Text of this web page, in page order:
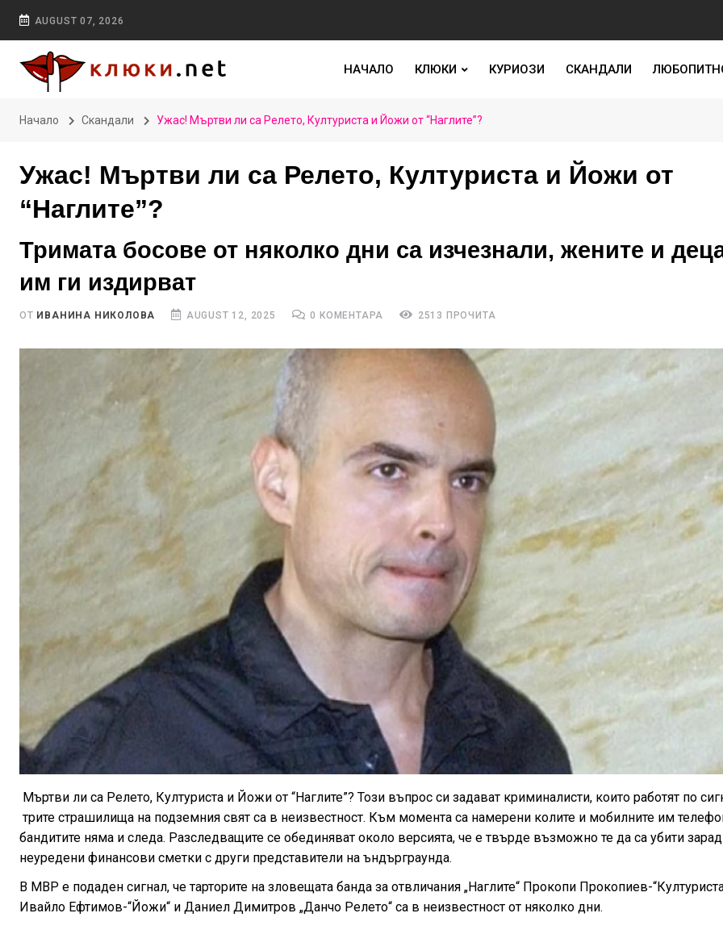
AUGUST 07, 2026
НАЧАЛО КЛЮКИ КУРИОЗИ СКАНДАЛИ
Начало Скандали Ужас! Мъртви ли са Релето, Културиста и Йожи от “Наглите”?
Ужас! Мъртви ли са Релето, Културиста и Йожи от
“Наглите”?
Тримата босове от няколко дни са изчезнали, жените и
им ги издирват
ОТ ИВАНИНА НИКОЛОВА AUGUST 12, 2025 0 КОМЕНТАРА 2513 ПРОЧИТА
Мъртви ли са Релето, Културиста и Йожи от “Наглите”? Този въпрос си задават криминалисти, които работят по
трите страшилища на подземния свят са в неизвестност. Към момента са намерени колите и мобилните им
бандитите няма и следа. Разследващите се обединяват около версията, че е твърде възможно те да са убити
неуредени финансови сметки с други представители на ъндърграунда.
В МВР е подаден сигнал, че тарторите на зловещата банда за отвличания „Наглите“ Прокопи Прокопиев-
Ивайло Ефтимов-“Йожи“ и Даниел Димитров „Данчо Релето“ са в неизвестност от няколко дни.